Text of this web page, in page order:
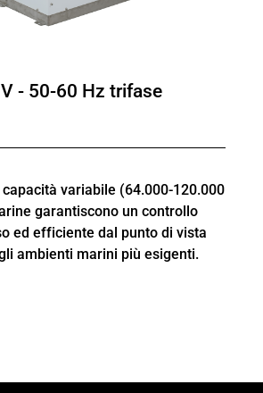
- 50-60 Hz trifase
variabile (64.000-120.000
garantiscono un controllo
ed efficiente dal punto di vista
ambienti marini più esigenti.